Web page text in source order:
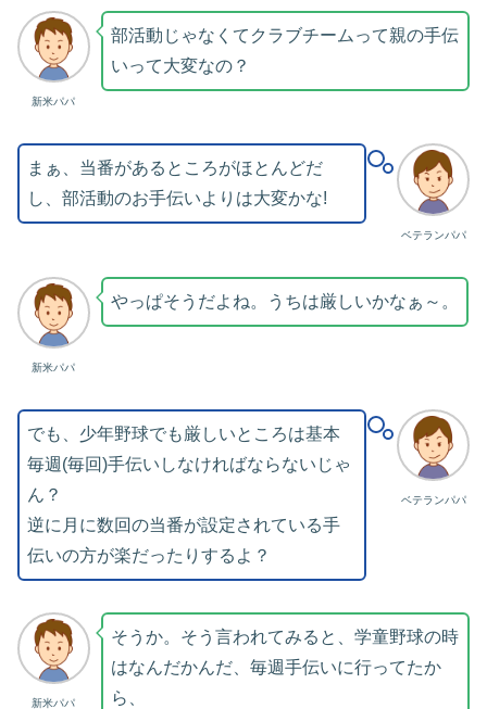
新米パパ
部活動じゃなくてクラブチームって親の手伝
いって大変なの？
ベテランパパ
まぁ、当番があるところがほとんどだ
し、部活動のお手伝いよりは大変かな!
新米パパ
やっぱそうだよね。うちは厳しいかなぁ～。
ベテランパパ
でも、少年野球でも厳しいところは基本
毎週(毎回)手伝いしなければならないじゃ
ん？
逆に月に数回の当番が設定されている手
伝いの方が楽だったりするよ？
新米パパ
そうか。そう言われてみると、学童野球の時
はなんだかんだ、毎週手伝いに行ってたか
ら、